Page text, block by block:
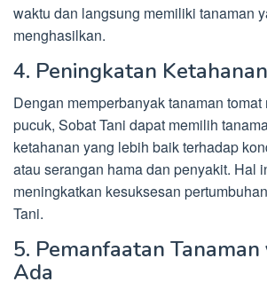
waktu dan langsung memiliki tanaman
menghasilkan.
4. Peningkatan Ketahanan
Dengan memperbanyak tanaman
pucuk, Sobat Tani dapat memilih
ketahanan yang lebih baik terhadap
atau serangan hama dan penyakit. Hal
meningkatkan kesuksesan
Tani.
5. Pemanfaatan Tanaman
Ada